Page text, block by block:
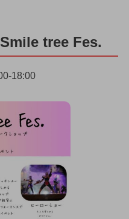
Smile tree Fes.
18:00